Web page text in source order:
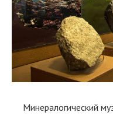
Минералогический